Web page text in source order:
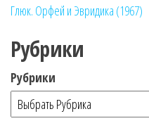
Глюк. Орфей и Эвридика (1967)
Рубрики
Рубрики